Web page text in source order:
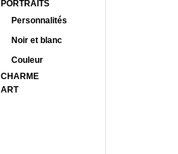
PORTRAITS
Personnalités
Noir et blanc
Couleur
CHARME
ART